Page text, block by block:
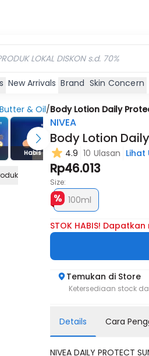
New Arrivals Brand Skin Concern
& Oil/Body Lotion Daily
Habis Habis
NIVEA
Body Lotion
4.9 10 Ulasan Lihat
Rp46.013
Size:
100ml
STOK HABIS!
Temukan di Store
Ketersediaan stock
Details Cara
NIVEA DAILY PROTECT